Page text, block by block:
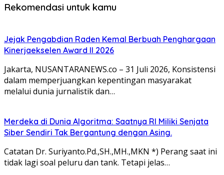
Rekomendasi untuk kamu
Jejak Pengabdian Raden Kemal Berbuah Penghargaan
Kinerjaekselen Award II 2026
Jakarta, NUSANTARANEWS.co – 31 Juli 2026, Konsistensi
dalam memperjuangkan kepentingan masyarakat
melalui dunia jurnalistik dan…
Merdeka di Dunia Algoritma: Saatnya RI Miliki Senjata
Siber Sendiri Tak Bergantung dengan Asing.
Catatan Dr. Suriyanto.Pd.,SH.,MH.,MKN *) Perang saat ini
tidak lagi soal peluru dan tank. Tetapi jelas…